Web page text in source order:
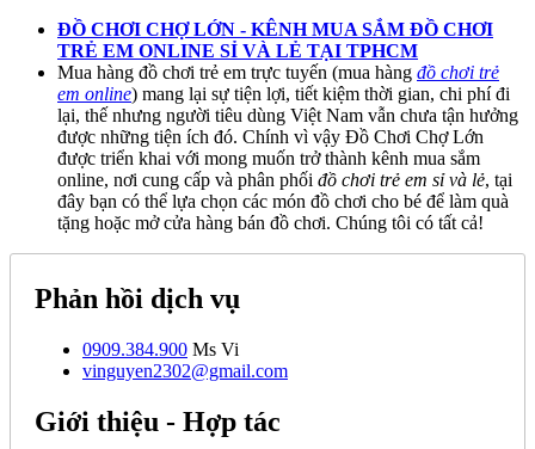
ĐỒ CHƠI CHỢ LỚN - KÊNH MUA SẮM ĐỒ CHƠI
TRẺ EM ONLINE SỈ VÀ LẺ TẠI TPHCM
Mua hàng đồ chơi trẻ em trực tuyến (mua hàng đồ chơi trẻ
em online) mang lại sự tiện lợi, tiết kiệm thời gian, chi phí đi
lại, thế nhưng người tiêu dùng Việt Nam vẫn chưa tận hưởng
được những tiện ích đó. Chính vì vậy Đồ Chơi Chợ Lớn
được triển khai với mong muốn trở thành kênh mua sắm
online, nơi cung cấp và phân phối đồ chơi trẻ em sỉ và lẻ, tại
đây bạn có thể lựa chọn các món đồ chơi cho bé để làm quà
tặng hoặc mở cửa hàng bán đồ chơi. Chúng tôi có tất cả!
Phản hồi dịch vụ
0909.384.900 Ms Vi
vinguyen2302@gmail.com
Giới thiệu - Hợp tác